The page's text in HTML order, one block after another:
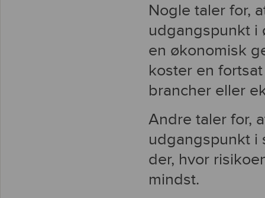
Nogle taler for,
udgangspunkt i
en økonomisk
koster en
brancher eller
Andre taler for,
udgangspunkt i
der, hvor
mindst.